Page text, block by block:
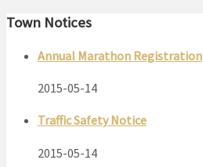
Town Notices
Annual Marathon Registration
2015-05-14
Traffic Safety Notice
2015-05-14